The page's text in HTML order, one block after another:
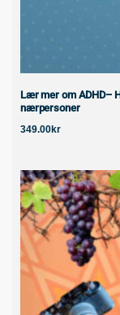
Lær mer om ADHD–
nærpersoner
349.00kr